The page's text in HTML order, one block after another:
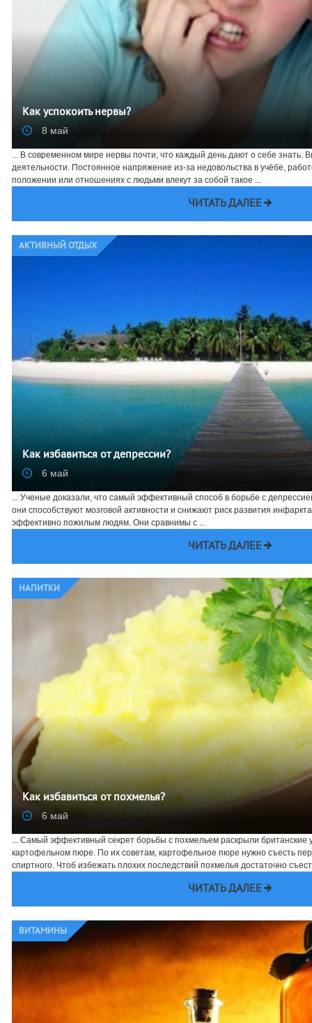
Как успокоить нервы?
8 май
... В современном мире нервы почти, что каждый день дают о себе знать.
деятельности. Постоянное напряжение из-за недовольства в учёбе,
положении или отношениях с людьми влекут за собой такое ...
ЧИТАТЬ ДАЛЕЕ
АКТИВНЫЙ ОТДЫХ
Как избавиться от депрессии?
6 май
... Ученые доказали, что самый эффективный способ в борьбе с
они способствуют мозговой активности и снижают риск развития
эффективно пожилым людям. Они сравнимы с ...
ЧИТАТЬ ДАЛЕЕ
НАПИТКИ
Как избавиться от похмелья?
6 май
... Самый эффективный секрет борьбы с похмельем раскрыли британские
картофельном пюре. По их советам, картофельное пюре нужно съесть
спиртного. Чтоб избежать плохих последствий похмелья достаточно
ЧИТАТЬ ДАЛЕЕ
ВИТАМИНЫ